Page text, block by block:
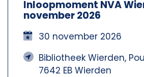
Inloopmoment NVA
november 2026
30 november 2026
Bibliotheek Wierden,
7642 EB Wierden